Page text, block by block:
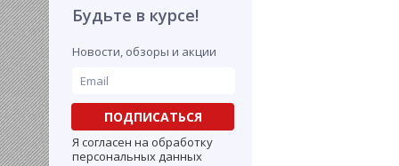
Будьте в курсе!
Новости, обзоры и акции
ПОДПИСАТЬСЯ
Я согласен на обработку
персональных данных